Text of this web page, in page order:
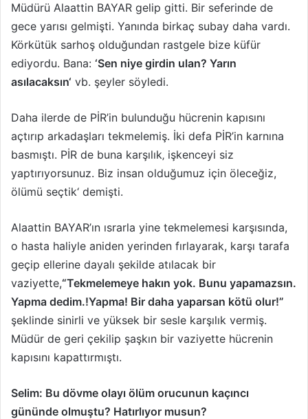
Müdürü Alaattin BAYAR gelip gitti. Bir seferinde de
gece yarısı gelmişti. Yanında birkaç subay daha vardı.
Körkütük sarhoş olduğundan rastgele bize küfür
ediyordu. Bana: ‘Sen niye girdin ulan? Yarın
asılacaksın‘ vb. şeyler söyledi.
Daha ilerde de PİR’in bulunduğu hücrenin kapısını
açtırıp arkadaşları tekmelemiş. İki defa PİR’in karnına
basmıştı. PİR de buna karşılık‚ işkenceyi siz
yaptırıyorsunuz. Biz insan olduğumuz için öleceğiz,
ölümü seçtik‘ demişti.
Alaattin BAYAR’ın ısrarla yine tekme­lemesi karşısında,
o hasta haliyle aniden yerinden fırlayarak, karşı tarafa
geçip ellerine dayalı şekilde atılacak bir
vaziyette,“Tekmelemeye hakın yok. Bunu yapamazsın.
Yapma dedim.!Yapma! Bir daha yaparsan kötü olur!”
şeklinde sinirli ve yüksek bir sesle karşılık vermiş.
Müdür de geri çekilip şaşkın bir vaziyette hücrenin
kapısını kapattırmıştı.
Selim: Bu dövme olayı ölüm orucunun kaçıncı
gününde olmuştu? Ha­tırlıyor musun?